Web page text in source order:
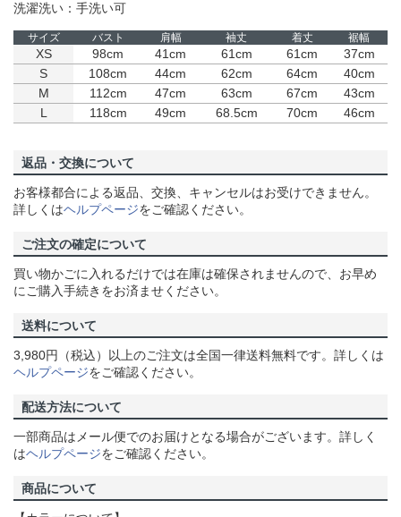
洗濯洗い：手洗い可
サイズ バスト 肩幅 袖丈 着丈 裾幅
XS 98cm 41cm 61cm 61cm
37cm
S
108cm 44cm 62cm 64cm
40cm
M
112cm 47cm 63cm 67cm
43cm
L
118cm 49cm 68.5cm 70cm 46cm
返品・交換について
お客様都合による返品、交換、キャンセルはお受けできません。
詳しくはヘルプページをご確認ください。
ご注文の確定について
買い物かごに入れるだけでは在庫は確保されませんので、お早め
にご購入手続きをお済ませください。
送料について
3,980円（税込）以上のご注文は全国一律送料無料です。詳しくは
ヘルプページをご確認ください。
配送方法について
一部商品はメール便でのお届けとなる場合がございます。詳しく
はヘルプページをご確認ください。
商品について